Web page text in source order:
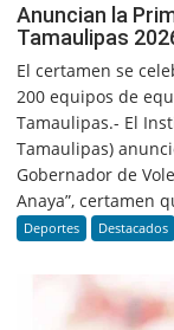
Anuncian la
Tamaulipas
El certamen se
200 equipos de
Tamaulipas.- El
Tamaulipas)
Gobernador de
Anaya”, certamen
Deportes Destacados